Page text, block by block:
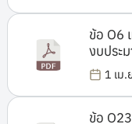
ข้อ O6
งบประ
1 เม.
ข้อ